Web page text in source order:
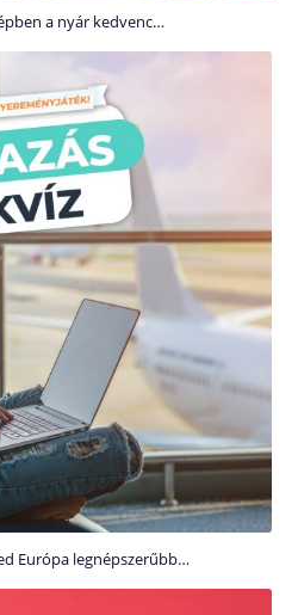
a nyár kedvenc…
Európa legnépszerűbb…